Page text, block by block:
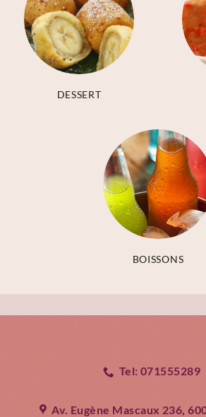
DESSERT
BOISSONS
Tel: 071555289
Av. Eugène Mascaux 236,